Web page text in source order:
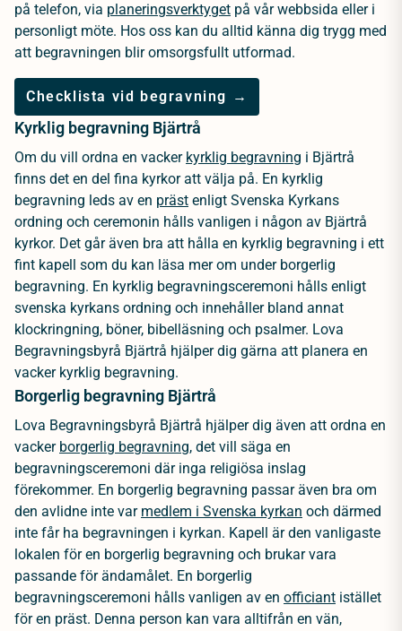
på telefon, via planeringsverktyget på vår webbsida eller i
personligt möte. Hos oss kan du alltid känna dig trygg med
att begravningen blir omsorgsfullt utformad.
Checklista vid begravning →
Kyrklig begravning Bjärtrå
Om du vill ordna en vacker kyrklig begravning i Bjärtrå
finns det en del fina kyrkor att välja på. En kyrklig
begravning leds av en präst enligt Svenska Kyrkans
ordning och ceremonin hålls vanligen i någon av Bjärtrå
kyrkor. Det går även bra att hålla en kyrklig begravning i ett
fint kapell som du kan läsa mer om under borgerlig
begravning. En kyrklig begravningsceremoni hålls enligt
svenska kyrkans ordning och innehåller bland annat
klockringning, böner, bibelläsning och psalmer. Lova
Begravningsbyrå Bjärtrå hjälper dig gärna att planera en
vacker kyrklig begravning.
Borgerlig begravning Bjärtrå
Lova Begravningsbyrå Bjärtrå hjälper dig även att ordna en
vacker borgerlig begravning, det vill säga en
begravningsceremoni där inga religiösa inslag
förekommer. En borgerlig begravning passar även bra om
den avlidne inte var medlem i Svenska kyrkan och därmed
inte får ha begravningen i kyrkan. Kapell är den vanligaste
lokalen för en borgerlig begravning och brukar vara
passande för ändamålet. En borgerlig
begravningsceremoni hålls vanligen av en officiant istället
för en präst. Denna person kan vara alltifrån en vän,